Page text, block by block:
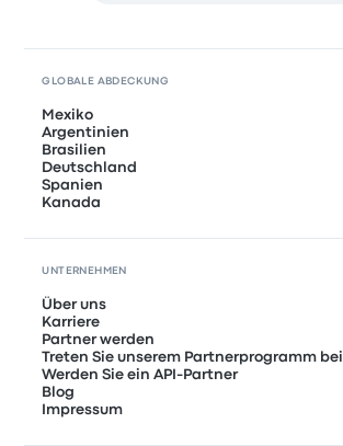
GLOBALE ABDECKUNG
Mexiko
Argentinien
Brasilien
Deutschland
Spanien
Kanada
UNTERNEHMEN
Über uns
Karriere
Partner werden
Treten Sie unserem Partnerprogramm bei
Werden Sie ein API-Partner
Blog
Impressum